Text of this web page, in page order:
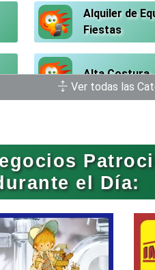
Alquiler de
Fiestas
Alta Costura
Aparatos y
Eléctricos
Artesanías
Ver todas las
el Día: